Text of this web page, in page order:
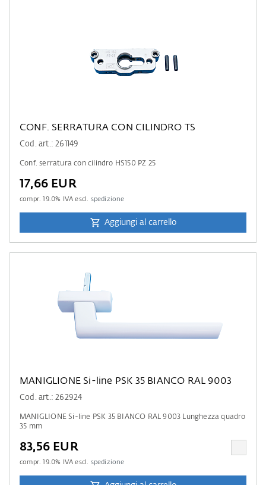
CONF. SERRATURA CON CILINDRO TS
Cod. art.: 261149
Conf. serratura con cilindro HS150 PZ 25
17,66 EUR
compr.19.0% IVA escl. spedizione
Aggiungi al carrello
MANIGLIONE Si-line PSK 35 BIANCO RAL 9003
Cod. art.: 262924
MANIGLIONE Si-line PSK 35 BIANCO RAL 9003 Lunghezza quadro
35 mm
83,56 EUR
compr.19.0% IVA escl. spedizione